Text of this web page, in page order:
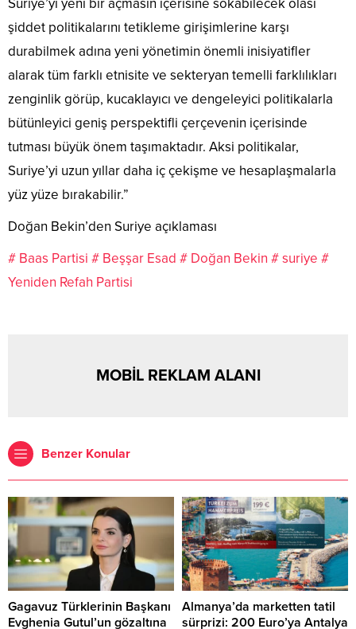
Suriye’yi yeni bir açmasın içerisine sokabilecek olası
şiddet politikalarını tetikleme girişimlerine karşı
durabilmek adına yeni yönetimin önemli inisiyatifler
alarak tüm farklı etnisite ve sekteryan temelli farklılıkları
zenginlik görüp, kucaklayıcı ve dengeleyici politikalarla
bütünleyici geniş perspektifli çerçevenin içerisinde
tutması büyük önem taşımaktadır. Aksi politikalar,
Suriye’yi uzun yıllar daha iç çekişme ve hesaplaşmalarla
yüz yüze bırakabilir.”
Doğan Bekin’den Suriye açıklaması
# Baas Partisi # Beşşar Esad # Doğan Bekin # suriye #
Yeniden Refah Partisi
MOBİL REKLAM ALANI
Benzer Konular
Gagavuz Türklerinin Başkanı
Evghenia Gutul’un gözaltına
Almanya’da marketten tatil
sürprizi: 200 Euro’ya Antalya